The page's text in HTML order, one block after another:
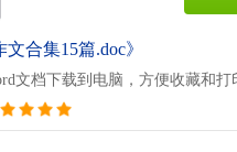
文合集15篇.doc》
文档下载到电脑，方便收藏和打